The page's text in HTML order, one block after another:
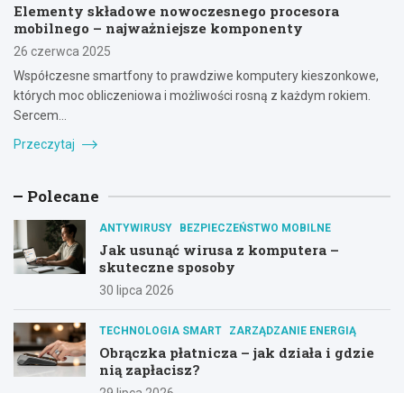
Elementy składowe nowoczesnego procesora
mobilnego – najważniejsze komponenty
26 czerwca 2025
Współczesne smartfony to prawdziwe komputery kieszonkowe,
których moc obliczeniowa i możliwości rosną z każdym rokiem.
Sercem…
Przeczytaj
Polecane
ANTYWIRUSY BEZPIECZEŃSTWO MOBILNE
Jak usunąć wirusa z komputera –
skuteczne sposoby
30 lipca 2026
TECHNOLOGIA SMART ZARZĄDZANIE ENERGIĄ
Obrączka płatnicza – jak działa i gdzie
nią zapłacisz?